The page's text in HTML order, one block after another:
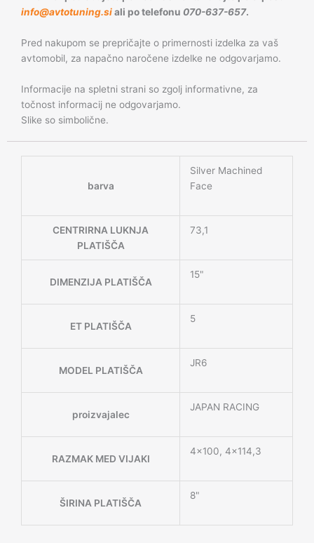
info@avtotuning.siali po telefonu 070-637-657.
Pred nakupom se prepričajte o primernosti izdelka za vaš
avtomobil, za napačno naročene izdelke ne odgovarjamo.
Informacije na spletni strani so zgolj informativne, za
točnost informacij ne odgovarjamo.
Slike so simbolične.
barva
Silver Machined
Face
CENTRIRNA LUKNJA
PLATIŠČA
73,1
DIMENZIJA PLATIŠČA
15"
ET PLATIŠČA
5
MODEL PLATIŠČA
JR6
proizvajalec
JAPAN RACING
RAZMAK MED VIJAKI
4×100, 4×114,3
ŠIRINA PLATIŠČA
8"